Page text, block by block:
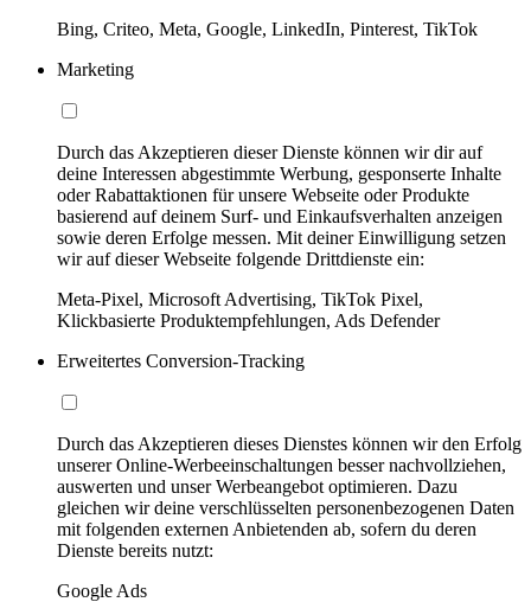
Bing, Criteo, Meta, Google, LinkedIn, Pinterest, TikTok
Marketing
Durch das Akzeptieren dieser Dienste können wir dir auf
deine Interessen abgestimmte Werbung, gesponserte Inhalte
oder Rabattaktionen für unsere Webseite oder Produkte
basierend auf deinem Surf- und Einkaufsverhalten anzeigen
sowie deren Erfolge messen. Mit deiner Einwilligung setzen
wir auf dieser Webseite folgende Drittdienste ein:
Meta-Pixel, Microsoft Advertising, TikTok Pixel,
Klickbasierte Produktempfehlungen, Ads Defender
Erweitertes Conversion-Tracking
Durch das Akzeptieren dieses Dienstes können wir den Erfolg
unserer Online-Werbeeinschaltungen besser nachvollziehen,
auswerten und unser Werbeangebot optimieren. Dazu
gleichen wir deine verschlüsselten personenbezogenen Daten
mit folgenden externen Anbietenden ab, sofern du deren
Dienste bereits nutzt:
Google Ads